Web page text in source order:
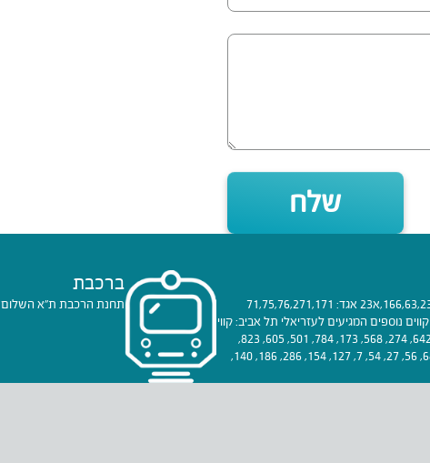
שלח
ברכבת
תחנת הרכבת ת"א השלום
דן: 166,63,238,51,53,60,160,89,1,42,40,240,44,2,23,א23 אגד: 71,75,76,271,171
אפיקים: 64,599 קווים: 256,68,466,463,502 קווים נוספים המגיעים לעזריאלי תל אביב: קווי
אגד: 74, 86, 525, 508, 561, 174, 272, 571, 642, 274, 568, 173, 784, 501, 605, 823,
784, 852, 524, 600. קווי דן: 51, 40, 60, 42, 68, 56, 27, 54, 7, 127, 154, 286, 186, 140,